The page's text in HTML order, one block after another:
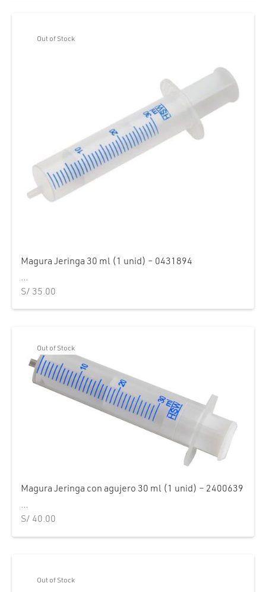
Out of Stock
Magura Jeringa 30 ml (1 unid) – 0431894
...
S/ 35.00
Out of Stock
Magura Jeringa con agujero 30 ml (1 unid) – 2400639
...
S/ 40.00
Out of Stock